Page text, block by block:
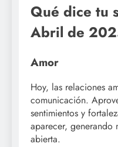
Qué dice tu
Abril de
Amor
Hoy, las relaciones
comunicación.
sentimientos y
aparecer, generando
abierta.